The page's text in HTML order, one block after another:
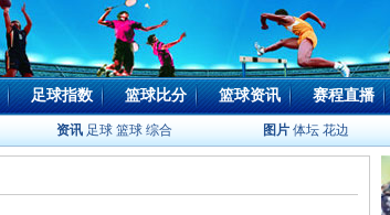
足球指数 篮球比分 篮球资讯 赛程直播
资讯 足球 篮球 综合 图片 体坛 花边